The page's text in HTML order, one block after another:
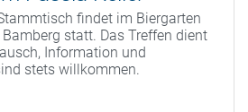
findet im Biergarten
statt. Das Treffen dient
Information und
stets willkommen.